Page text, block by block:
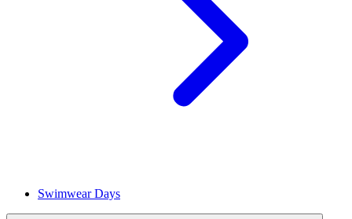
Swimwear Days